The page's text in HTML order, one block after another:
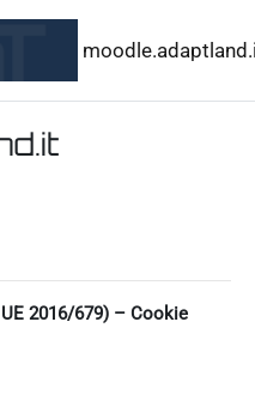
2016/679) – Cookie